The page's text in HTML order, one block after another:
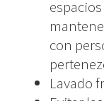
con
Lavado